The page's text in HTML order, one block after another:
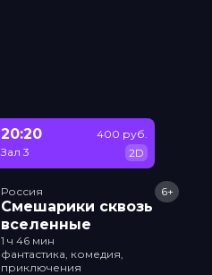
20:20
Зал 3
400 руб.
2D
Россия
Смешарики сквозь
вселенные
6+
1 ч 46 мин
фантастика, комедия,
приключения